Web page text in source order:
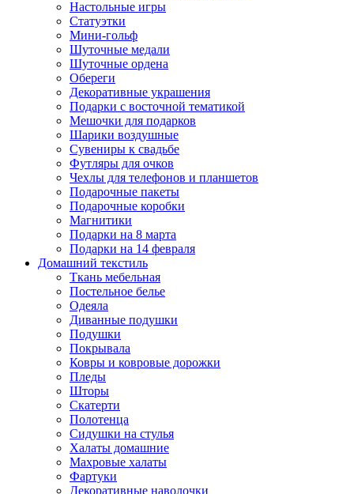
Настольные игры
Статуэтки
Мини-гольф
Шуточные медали
Шуточные ордена
Обереги
Декоративные украшения
Подарки с восточной тематикой
Мешочки для подарков
Шарики воздушные
Сувениры к свадьбе
Футляры для очков
Чехлы для телефонов и планшетов
Подарочные пакеты
Подарочные коробки
Магнитики
Подарки на 8 марта
Подарки на 14 февраля
Домашний текстиль
Ткань мебельная
Постельное белье
Одеяла
Диванные подушки
Подушки
Покрывала
Ковры и ковровые дорожки
Пледы
Шторы
Скатерти
Полотенца
Сидушки на стулья
Халаты домашние
Махровые халаты
Фартуки
Декоративные наволочки